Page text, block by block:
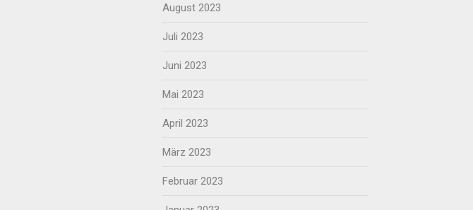
August 2023
Juli 2023
Juni 2023
Mai 2023
April 2023
März 2023
Februar 2023